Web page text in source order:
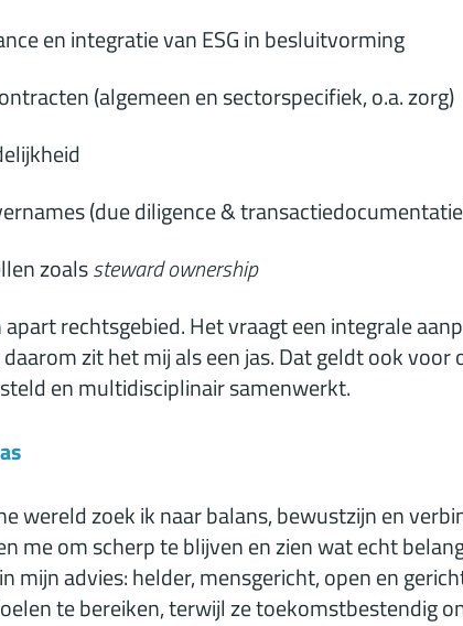
en integratie van ESG in besluitvorming
(algemeen en sectorspecifiek, o.a. zorg)
(due diligence &
zoalssteward ownership
rechtsgebied. Het vraagt een integrale
zit het mij als een jas. Dat geldt ook
en multidisciplinair samenwerkt.
wereld zoek ik naar balans, bewustzijn en
me om scherp te blijven en zien wat echt
mijn advies: helder, mensgericht, open en
te bereiken, terwijl ze toekomstbestendig